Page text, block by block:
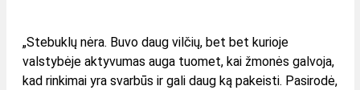
„Stebuklų nėra. Buvo daug vilčių, bet bet kurioje
valstybėje aktyvumas auga tuomet, kai žmonės galvoja,
kad rinkimai yra svarbūs ir gali daug ką pakeisti. Pasirodė,